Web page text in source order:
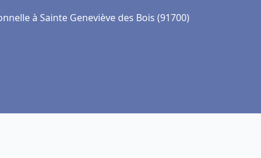
à Sainte Geneviève des Bois (91700)